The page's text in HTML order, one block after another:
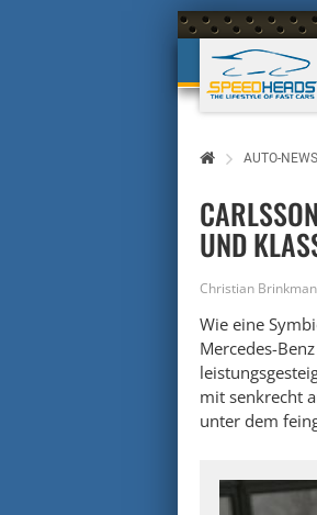
AUTO-NEWS
UND
Christian
Wie eine
Mercedes-
mit senkrecht
unter dem